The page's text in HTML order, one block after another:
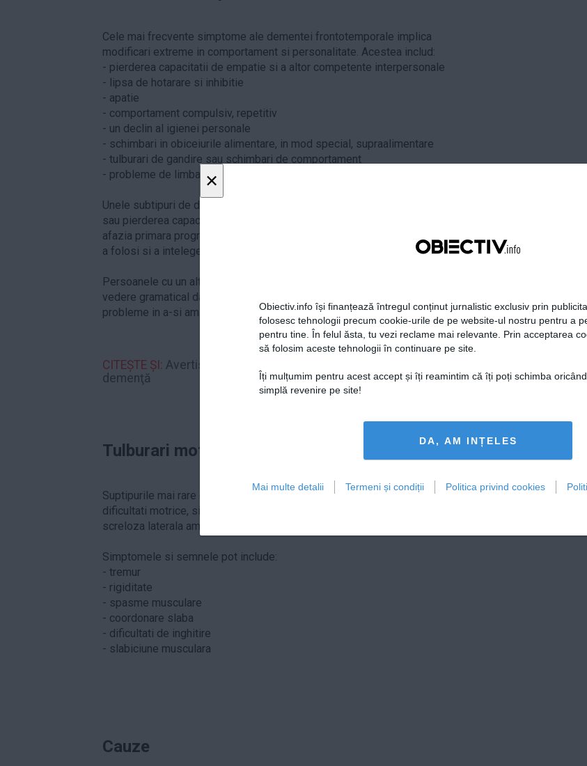
×
Obiectiv.info își finanțează întregul conținut jurnalistic exclusiv prin
folosesc tehnologii precum cookie-urile de pe website-ul nostru pentru a
pentru tine. În felul ăsta, tu vezi reclame mai relevante. Prin acceptarea
să folosim aceste tehnologii în continuare pe site.
Îți mulțumim pentru acest accept și îți reamintim că îți poți schimba
simplă revenire pe site!
DA, AM INȚELES
Mai multe detalii Termeni și condiții Politica privind cookies
Cele mai frecvente simptome ale dementei frontotemporale implica
modificari extreme in comportament si personalitate. Acestea includ:
- pierderea capacitatii de empatie si a altor competente interpersonale
- lipsa de hotarare si inhibitie
- apatie
- comportament compulsiv, repetitiv
- un declin al igienei personale
- schimbari in obiceiurile alimentare, in mod special, supraalimentare
- tulburari de gandire sau schimbari de comportament
- probleme de limbaj si vorbire.
Unele subtipuri de dementa frontotemporala sunt marcate de deprecierea
sau pierderea capacitatii de exprimare si de dificultati de limbaj. De exemplu,
afazia primara progresiva este caracterizata de o amplificarea dificultatilor de
a folosi si a intelege limba scrisa si vorbita.
Persoanele cu un alt subtip,
vedere gramatical dar conversatia nu are relevanta sau pot intampina
probleme in a-si aminti denumirea unor obiecte comune.
CITEȘTE ȘI: Avertismentul dur al medicilor: Cum ajungi de la ulcer la
demenţă
Tulburari motrice
Suptipurile mai rare de dementa frontotemporala sunt caracterizate prin
dificultati motrice, similare cu cele intalnite in cazul bolii
screloza laterala amiotrofica (sau
Simptomele si semnele pot include:
- tremur
- rigiditate
- spasme musculare
- coordonare slaba
- dificultati de inghitire
- slabiciune musculara
Cauze